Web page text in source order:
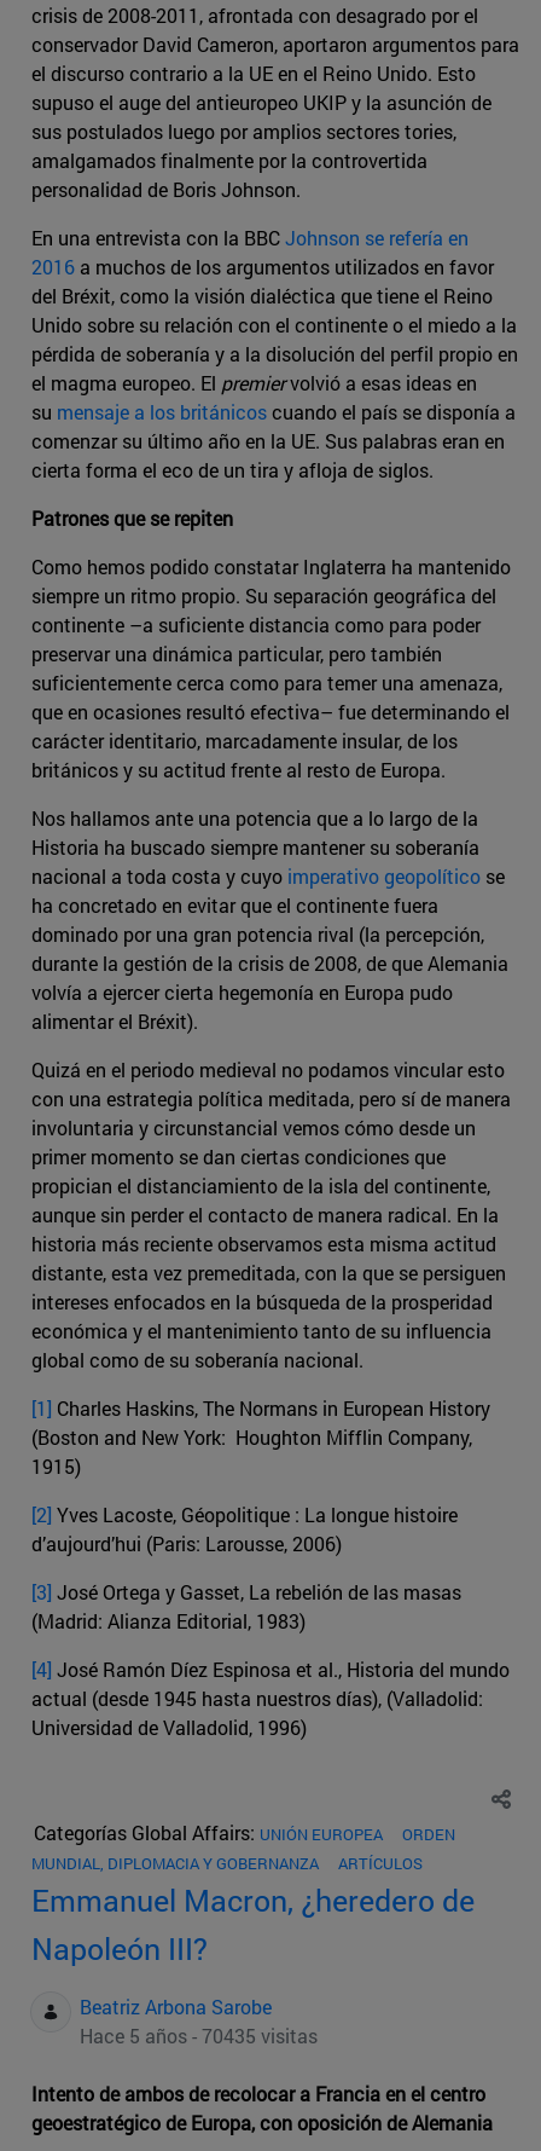
crisis de 2008-2011, afrontada con desagrado por el
conservador David Cameron, aportaron argumentos para
el discurso contrario a la UE en el Reino Unido. Esto
supuso el auge del antieuropeo UKIP y la asunción de
sus postulados luego por amplios sectores tories,
amalgamados finalmente por la controvertida
personalidad de Boris Johnson.
En una entrevista con la BBCJohnson se refería en
2016 a muchos de los argumentos utilizados en favor
del Bréxit, como la visión dialéctica que tiene el Reino
Unido sobre su relación con el continente o el miedo a la
pérdida de soberanía y a la disolución del perfil propio en
el magma europeo. El premiervolvió a esas ideas en
su mensaje a los británicoscuando el país se disponía a
comenzar su último año en la UE. Sus palabras eran en
cierta forma el eco de un tira y afloja de siglos.
Patrones que se repiten
Como hemos podido constatar Inglaterra ha mantenido
siempre un ritmo propio. Su separación geográfica del
continente –a suficiente distancia como para poder
preservar una dinámica particular, pero también
suficientemente cerca como para temer una amenaza,
que en ocasiones resultó efectiva– fue determinando el
carácter identitario, marcadamente insular, de los
británicos y su actitud frente al resto de Europa.
Nos hallamos ante una potencia que a lo largo de la
Historia ha buscado siempre mantener su soberanía
nacional a toda costa y cuyo imperativo geopolítico se
ha concretado en evitar que el continente fuera
dominado por una gran potencia rival (la percepción,
durante la gestión de la crisis de 2008, de que Alemania
volvía a ejercer cierta hegemonía en Europa pudo
alimentar el Bréxit).
Quizá en el periodo medieval no podamos vincular esto
con una estrategia política meditada, pero sí de manera
involuntaria y circunstancial vemos cómo desde un
primer momento se dan ciertas condiciones que
propician el distanciamiento de la isla del continente,
aunque sin perder el contacto de manera radical. En la
historia más reciente observamos esta misma actitud
distante, esta vez premeditada, con la que se persiguen
intereses enfocados en la búsqueda de la prosperidad
económica y el mantenimiento tanto de su influencia
global como de su soberanía nacional.
[1] Charles Haskins, The Normans in European History
(Boston and New York: Houghton Mifflin Company,
1915)
[2] Yves Lacoste, Géopolitique : La longue histoire
d’aujourd’hui (Paris: Larousse, 2006)
[3] José Ortega y Gasset, La rebelión de las masas
(Madrid: Alianza Editorial, 1983)
[4] José Ramón Díez Espinosa et al., Historia del mundo
actual (desde 1945 hasta nuestros días), (Valladolid:
Universidad de Valladolid, 1996)
Categorías Global Affairs: UNIÓN EUROPEA
ORDEN
MUNDIAL, DIPLOMACIA Y GOBERNANZA
ARTÍCULOS
Emmanuel Macron, ¿heredero de
Napoleón III?
Beatriz Arbona Sarobe
Hace 5 años - 70435 visitas
Intento de ambos de recolocar a Francia en el centro
geoestratégico de Europa, con oposición de Alemania